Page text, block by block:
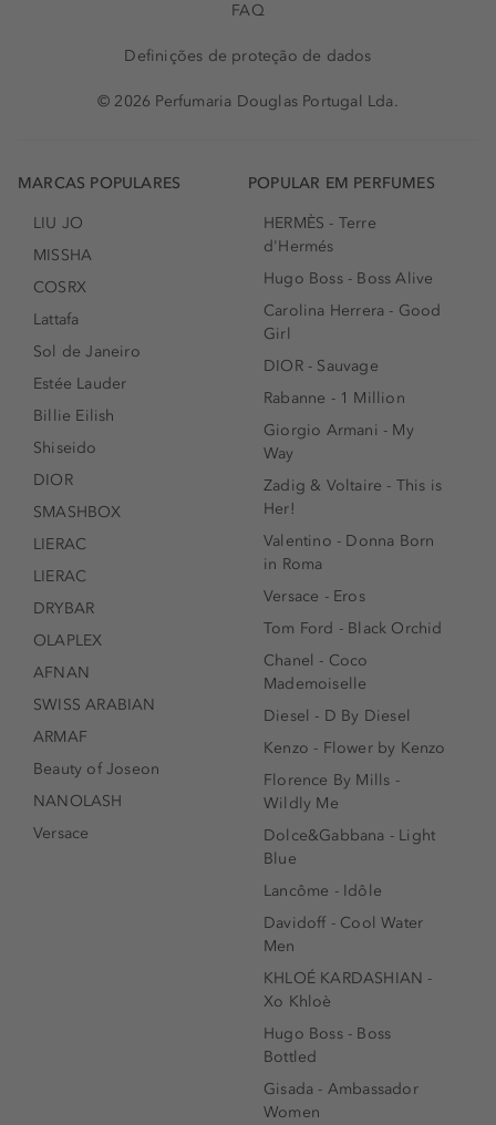
FAQ
Definições de proteção de dados
© 2026 Perfumaria Douglas Portugal Lda.
MARCAS POPULARES
LIU JO
MISSHA
COSRX
Lattafa
Sol de Janeiro
Estée Lauder
Billie Eilish
Shiseido
DIOR
SMASHBOX
LIERAC
LIERAC
DRYBAR
OLAPLEX
AFNAN
SWISS ARABIAN
ARMAF
Beauty of Joseon
NANOLASH
Versace
POPULAR EM PERFUMES
HERMÈS - Terre
d'Hermés
Hugo Boss - Boss Alive
Carolina Herrera - Good
Girl
DIOR - Sauvage
Rabanne - 1 Million
Giorgio Armani - My
Way
Zadig & Voltaire - This is
Her!
Valentino - Donna Born
in Roma
Versace - Eros
Tom Ford - Black Orchid
Chanel - Coco
Mademoiselle
Diesel - D By Diesel
Kenzo - Flower by Kenzo
Florence By Mills -
Wildly Me
Dolce&Gabbana - Light
Blue
Lancôme - Idôle
Davidoff - Cool Water
Men
KHLOÉ KARDASHIAN -
Xo Khloè
Hugo Boss - Boss
Bottled
Gisada - Ambassador
Women